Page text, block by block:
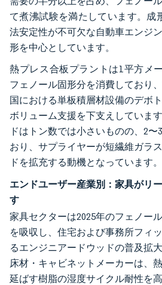
て煮沸試験を満たしています。成
法安定性が不可欠な自動車エンジ
形を中心としています。
熱プレス合板プラントは1平方メ
フェノール固形分を消費しており
国における単板積層材設備のデボ
ボリューム支援を下支えしていま
ドはトン数では小さいものの、2
おり、サプライヤーが短繊維ガラ
ドを拡充する動機となっています。
エンドユーザー産業別：家具がリ
す
家具セクターは2025年のフェノー
を吸収し、住宅および事務所フィ
るエンジニアードウッドの普及拡
床材・キャビネットメーカーは、
延ばす樹脂の湿度サイクル耐性を